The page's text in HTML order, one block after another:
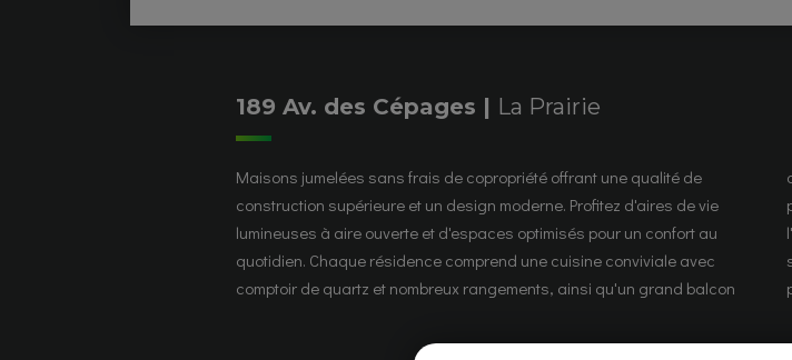
189 Av. des Cépages | La Prairie
Maisons jumelées sans frais de copropriété offrant une qualité de
construction supérieure et un design moderne. Profitez d'aires de vie
lumineuses à aire ouverte et d'espaces optimisés pour un confort au
quotidien. Chaque résidence comprend une cuisine conviviale avec
comptoir de quartz et nombreux rangements, ainsi qu'un grand balcon
couvert idéal pour profiter de l'extérieur. Plusieurs configurations
permettent d'aménager jusqu'à 3 chambres et 2 salles de bain à
l'étage. Le sous-sol polyvalent peut accueillir une salle familiale, une
salle de bain et jusqu'à 2 chambres. Trois styles de façades sont